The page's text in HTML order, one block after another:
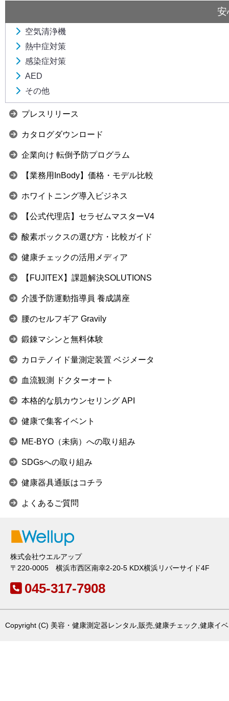
安
空気清浄機
熱中症対策
感染症対策
AED
その他
プレスリリース
カタログダウンロード
企業向け 転倒予防プログラム
【業務用InBody】価格・モデル比較
ホワイトニング導入ビジネス
【公式代理店】セラゼムマスターV4
酸素ボックスの選び方・比較ガイド
健康チェックの活用メディア
【FUJITEX】課題解決SOLUTIONS
介護予防運動指導員 養成講座
腰のセルフギア Gravily
鍛錬マシンと無料体験
カロテノイド量測定装置 ベジメータ
血流観測 ドクターオート
本格的な肌カウンセリング API
健康で集客イベント
ME-BYO（未病）への取り組み
SDGsへの取り組み
健康器具通販はコチラ
よくあるご質問
株式会社ウエルアップ
〒220-0005 横浜市西区南幸2-20-5 KDX横浜リバーサイド4F
045-317-7908
Copyright (C) 美容・健康測定器レンタル,販売,健康チェック,健康イ